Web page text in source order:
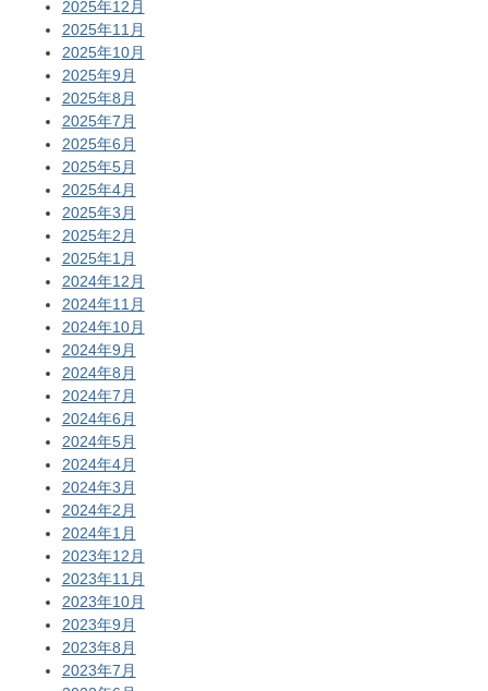
2025年12月
2025年11月
2025年10月
2025年9月
2025年8月
2025年7月
2025年6月
2025年5月
2025年4月
2025年3月
2025年2月
2025年1月
2024年12月
2024年11月
2024年10月
2024年9月
2024年8月
2024年7月
2024年6月
2024年5月
2024年4月
2024年3月
2024年2月
2024年1月
2023年12月
2023年11月
2023年10月
2023年9月
2023年8月
2023年7月